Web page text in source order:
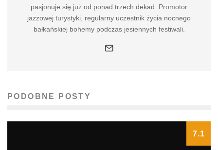
pasjonuje się już od ponad trzech dekad. Promotor
jazzowej turystyki, regularny uczestnik życia nocnego
bałkańskiej bohemy podczas jesiennych festiwali.
PODOBNE POSTY
7.1